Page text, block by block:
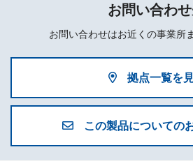
お問い合わ
お問い合わせはお近くの事業所
拠点一覧を
この製品についての